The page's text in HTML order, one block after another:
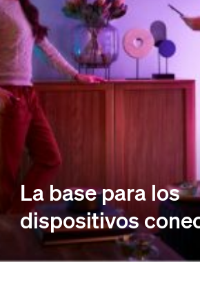
La base para los
dispositivos